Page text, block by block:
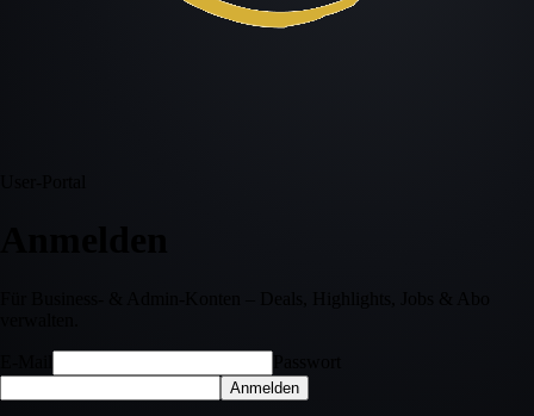
Anmelden